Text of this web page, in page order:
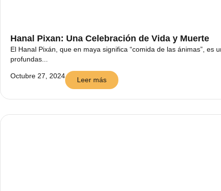
Hanal Pixan: Una Celebración de Vida y Muerte
El Hanal Pixán, que en maya significa “comida de las ánimas”, es
profundas...
Octubre 27, 2024 Leer más